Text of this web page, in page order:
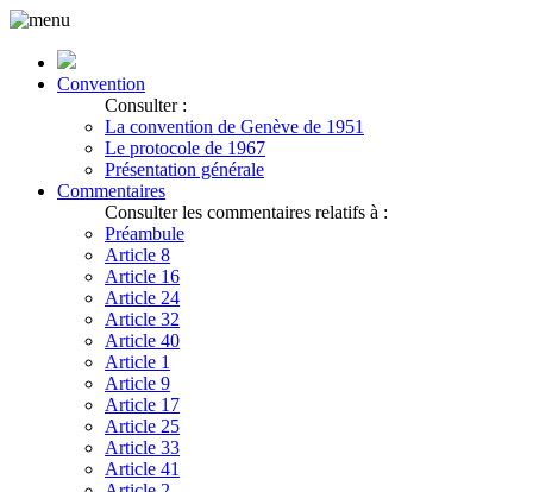
Convention
Consulter :
La convention de Genève de 1951
Le protocole de 1967
Présentation générale
Commentaires
Consulter les commentaires relatifs à :
Préambule
Article 8
Article 16
Article 24
Article 32
Article 40
Article 1
Article 9
Article 17
Article 25
Article 33
Article 41